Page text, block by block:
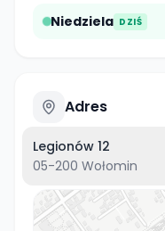
Niedziela DZIŚ
Adres
Legionów 12
05-200 Wołomin